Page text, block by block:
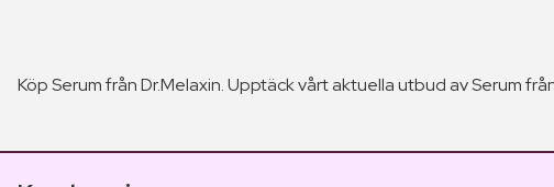
Köp Serum från Dr.Melaxin. Upptäck vårt aktuella utbud av Serum